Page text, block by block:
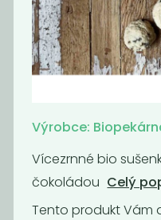
Pomerančové
sušenky s...
199Kč/ Kg
Novinka
Výrobce:
Vícezrnné bio
čokoládou Celý
Tento produkt Vám